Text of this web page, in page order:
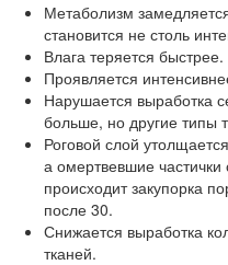
Метаболизм
становится не столь
Влага теряется быстрее.
Проявляется
Нарушается выработка
больше, но другие
Роговой слой
а омертвевшие
происходит закупорка
после 30.
Снижается выработка
тканей.